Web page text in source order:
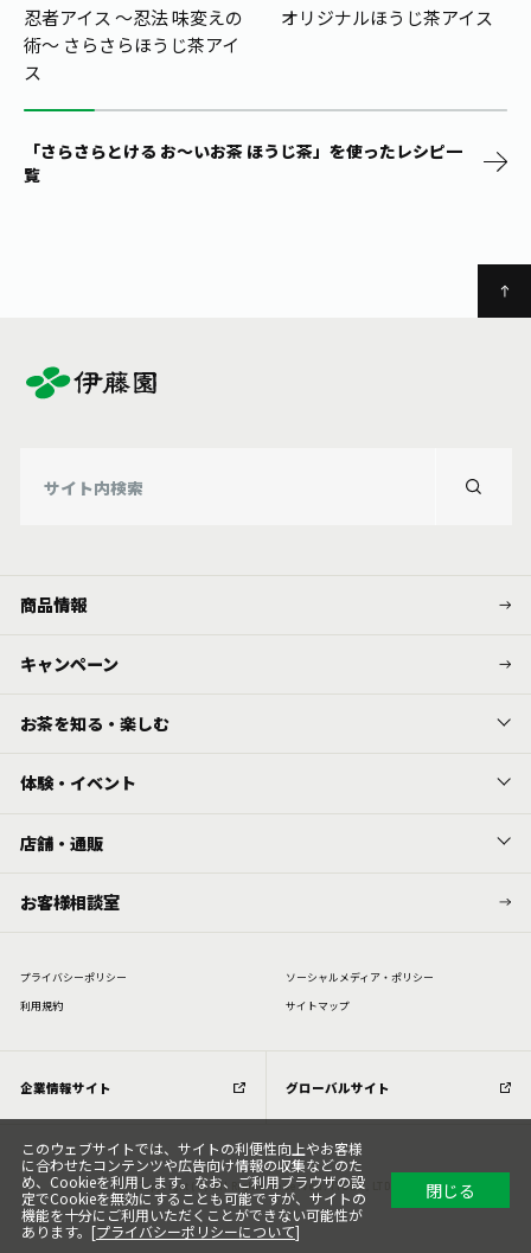
忍者アイス ～忍法 味変えの
術～ さらさらほうじ茶アイ
ス
オリジナルほうじ茶アイス
「さらさらとける お～いお茶 ほうじ茶」を使ったレシピ一
覧
商品情報
キャンペーン
お茶を知る・楽しむ
体験・イベント
店舗・通販
お客様相談室
プライバシーポリシー
ソーシャルメディア・ポリシー
利⽤規約
サイトマップ
企業情報サイト グローバルサイト
Copyright (C) All Rights Reserved. ITOEN, LTD.
このウェブサイトでは、サイトの利便性向上やお客様
に合わせたコンテンツや広告向け情報の収集などのた
め、Cookieを利用します。なお、ご利用ブラウザの設
定でCookieを無効にすることも可能ですが、サイトの
機能を十分にご利用いただくことができない可能性が
あります。[プライバシーポリシーについて]
閉じる